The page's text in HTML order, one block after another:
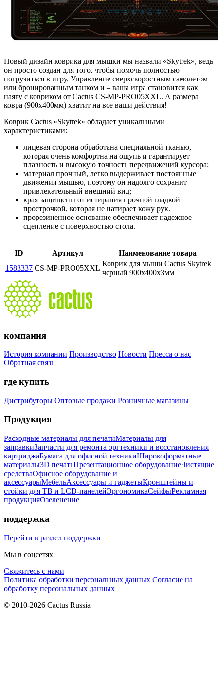
Новый дизайн коврика для мышки мы назвали «Skytrek», ведь
он просто создан для того, чтобы помочь полностью
погрузиться в игру. Управление сверхскоростным самолетом
или бронированным танком и – ваша игра становится как
наяву с ковриком от Cactus CS-MP-PRO05XXL. А размера
ковра (900x400мм) хватит на все ваши действия!
Коврик Cactus «Skytrek» обладает уникальными
характеристиками:
лицевая сторона обработана специальной тканью,
которая очень комфортна на ощупь и гарантирует
плавность и высокую точность передвижений курсора;
материал прочный, легко выдерживает постоянные
движения мышью, поэтому он надолго сохранит
привлекательный внешний вид;
края защищены от истирания прочной гладкой
прострочкой, которая не натирает кожу рук.
прорезиненное основание обеспечивает надежное
сцепление с поверхностью стола.
ID Артикул
Наименование товара
1583337 CS-MP-PRO05XXL
Коврик для мыши Cactus Skytrek
черный 900x400x3мм
компания
История компании Производство Новости Пресса о нас
Обратная связь
где купить
Дистрибуторы Оптовые продажи Розничные магазины
Продукция
Расходные материалы для печатиМатериалы для
заправкиЗапчасти для ремонта оргтехники и восстановления
картриджаБумага для офисной техникиШирокоформатные
материалы3D печатьПрезентационное оборудованиеЧистящие
средстваОфисное оборудование и
аксессуарыМебельАксессуары и гаджетыКронштейны и
стойки для ТВ и LCD-панелейЭргономикаСейфыРекламная
продукцияОзеленение
поддержка
Перейти в раздел поддержки
Мы в соцсетях:
Свяжитесь с нами
Политика обработки персональных данных Согласие на
обработку персональных данных
© 2010-2026 Cactus Russia